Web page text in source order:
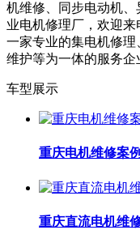
机维修、同步电动机
业电机修理厂，欢迎
一家专业的集电机修
维护等为一体的服务企
车型展示
重庆电机维修案例
重庆直流电机维